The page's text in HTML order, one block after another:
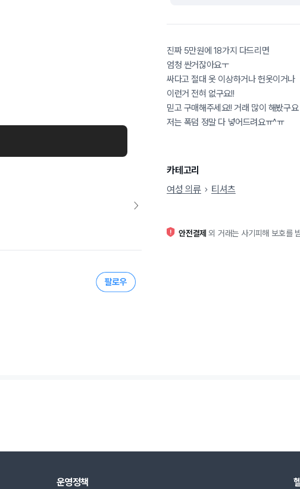
진짜 5만원에 18가지 다드리면
엄청 싼거잖아요ㅜ
싸다고 절대 옷 이상하거나 헌옷이거나
이런거 전혀 없구요!!
믿고 구매해주세요!! 거래 많이 해봤구요
저는 폭덤 정말 다 넣어드려요ㅠ^ㅠ
카테고리
여성 의류
티셔츠
안전결제 외 거래는 사기피해 보호를
운영정책